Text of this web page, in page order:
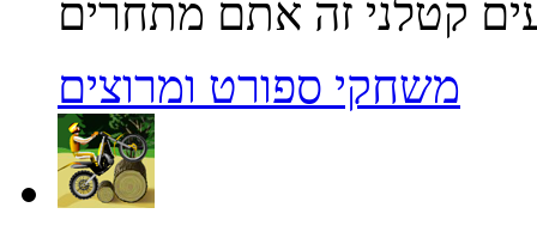
משחקי ספורט ומרוצים